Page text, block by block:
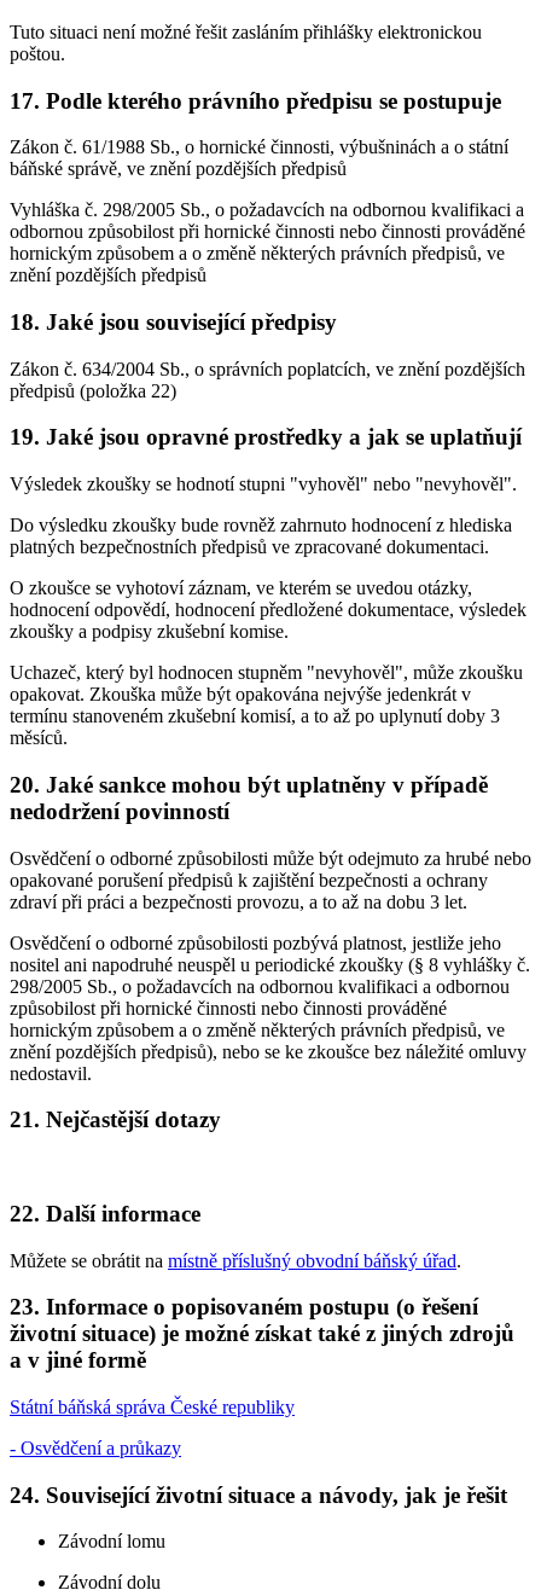
Tuto situaci není možné řešit zasláním přihlášky elektronickou
poštou.
17. Podle kterého právního předpisu se postupuje
Zákon č. 61/1988 Sb., o hornické činnosti, výbušninách a o státní
báňské správě, ve znění pozdějších předpisů
Vyhláška č. 298/2005 Sb., o požadavcích na odbornou kvalifikaci a
odbornou způsobilost při hornické činnosti nebo činnosti prováděné
hornickým způsobem a o změně některých právních předpisů, ve
znění pozdějších předpisů
18. Jaké jsou související předpisy
Zákon č. 634/2004 Sb., o správních poplatcích, ve znění pozdějších
předpisů (položka 22)
19. Jaké jsou opravné prostředky a jak se uplatňují
Výsledek zkoušky se hodnotí stupni "vyhověl" nebo "nevyhověl".
Do výsledku zkoušky bude rovněž zahrnuto hodnocení z hlediska
platných bezpečnostních předpisů ve zpracované dokumentaci.
O zkoušce se vyhotoví záznam, ve kterém se uvedou otázky,
hodnocení odpovědí, hodnocení předložené dokumentace, výsledek
zkoušky a podpisy zkušební komise.
Uchazeč, který byl hodnocen stupněm "nevyhověl", může zkoušku
opakovat. Zkouška může být opakována nejvýše jedenkrát v
termínu stanoveném zkušební komisí, a to až po uplynutí doby 3
měsíců.
20. Jaké sankce mohou být uplatněny v případě
nedodržení povinností
Osvědčení o odborné způsobilosti může být odejmuto za hrubé nebo
opakované porušení předpisů k zajištění bezpečnosti a ochrany
zdraví při práci a bezpečnosti provozu, a to až na dobu 3 let.
Osvědčení o odborné způsobilosti pozbývá platnost, jestliže jeho
nositel ani napodruhé neuspěl u periodické zkoušky (§ 8 vyhlášky č.
298/2005 Sb., o požadavcích na odbornou kvalifikaci a odbornou
způsobilost při hornické činnosti nebo činnosti prováděné
hornickým způsobem a o změně některých právních předpisů, ve
znění pozdějších předpisů), nebo se ke zkoušce bez náležité omluvy
nedostavil.
21. Nejčastější dotazy
22. Další informace
Můžete se obrátit na místně příslušný obvodní báňský úřad.
23. Informace o popisovaném postupu (o řešení
životní situace) je možné získat také z jiných zdrojů
a v jiné formě
Státní báňská správa České republiky
- Osvědčení a průkazy
24. Související životní situace a návody, jak je řešit
Závodní lomu
Závodní dolu